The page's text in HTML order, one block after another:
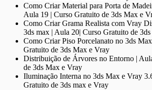
Como Criar Material para Porta de
Aula 19 | Curso Gratuito de 3ds Max e
Como Criar Grama Realista com Vray
3ds max | Aula 20| Curso Gratuito de
Como Criar Piso Porcelanato no 3ds
Gratuito de 3ds Max e Vray
Distribuição de Árvores no Entorno |
de 3ds Max e Vray
Iluminação Interna no 3ds Max e Vray
Gratuito de 3ds max e Vray